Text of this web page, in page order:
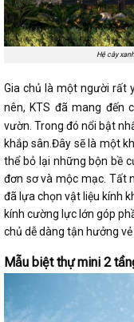
Hệ cây
Gia chủ là một người rất
nên, KTS đã mang đến
vườn. Trong đó nổi bật
khắp sân.Đây sẽ là một
thể bỏ lại những bộn bề
đơn sơ và mộc mạc. Tất
đã lựa chọn vật liệu kính
kính cường lực lớn góp
chủ dễ dàng tận hưởng
Mẫu biệt thự mini 2